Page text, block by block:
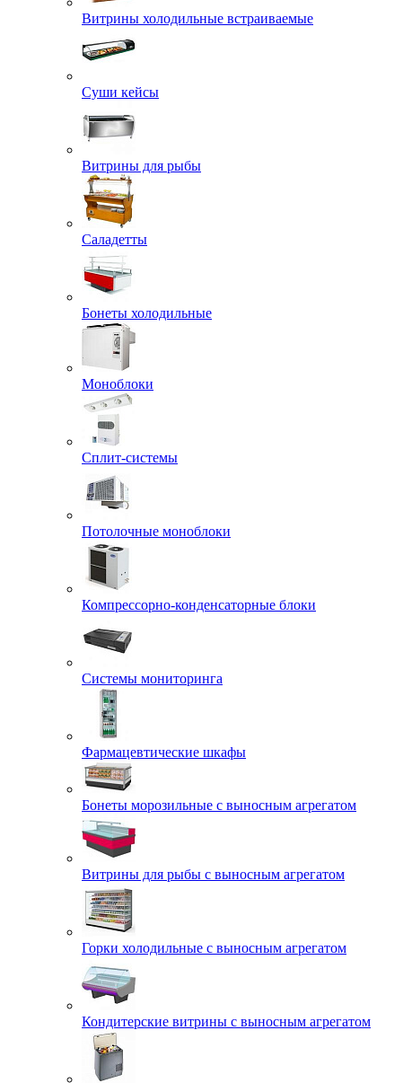
Витрины холодильные встраиваемые
Суши кейсы
Витрины для рыбы
Саладетты
Бонеты холодильные
Моноблоки
Сплит-системы
Потолочные моноблоки
Компрессорно-конденсаторные блоки
Системы мониторинга
Фармацевтические шкафы
Бонеты морозильные с выносным агрегатом
Витрины для рыбы с выносным агрегатом
Горки холодильные с выносным агрегатом
Кондитерские витрины с выносным агрегатом